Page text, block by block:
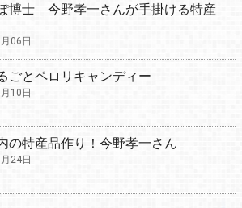
博士 今野孝一さんが手掛ける特産
06日
ごとペロリキャンディー
10日
の特産品作り！今野孝一さん
24日